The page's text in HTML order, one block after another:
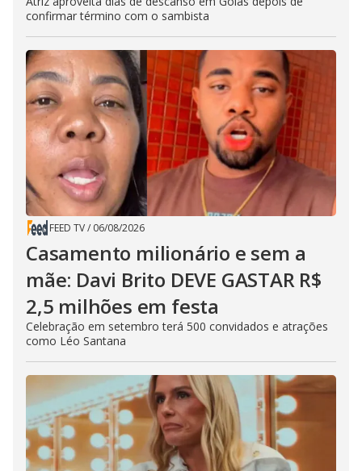
confirmar término com o sambista
FEED TV/ 06/08/2026
Casamento milionário e sem a
mãe: Davi Brito DEVE GASTAR R$
2,5 milhões em festa
Celebração em setembro terá 500 convidados e atrações
como Léo Santana